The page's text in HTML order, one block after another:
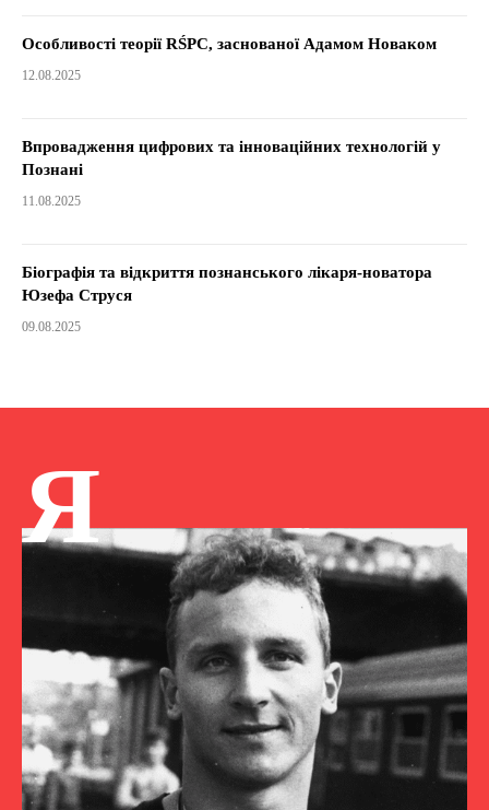
Особливості теорії RŚPC, заснованої Адамом Новаком
12.08.2025
Впровадження цифрових та інноваційних технологій у
Познані
11.08.2025
Біографія та відкриття познанського лікаря-новатора
Юзефа Струся
09.08.2025
Я